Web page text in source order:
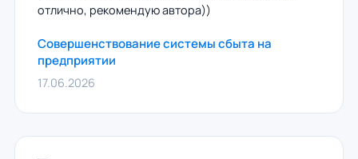
отлично, рекомендую автора))
Совершенствование системы сбыта на
предприятии
17.06.2026